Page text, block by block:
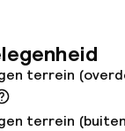
terrein
terrein